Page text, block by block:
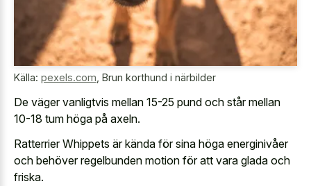
Källa: pexels.com Brun korthund i närbilder
De väger vanligtvis mellan 15-25 pund och står mellan
10-18 tum höga på axeln.
Ratterrier Whippets är kända för sina höga energinivåer
och behöver regelbunden motion för att vara glada och
friska.